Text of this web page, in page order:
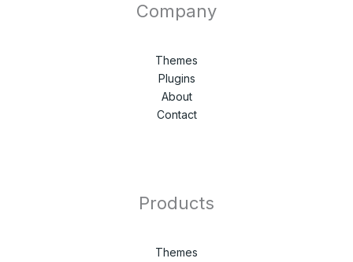
Company
Themes
Plugins
About
Contact
Products
Themes